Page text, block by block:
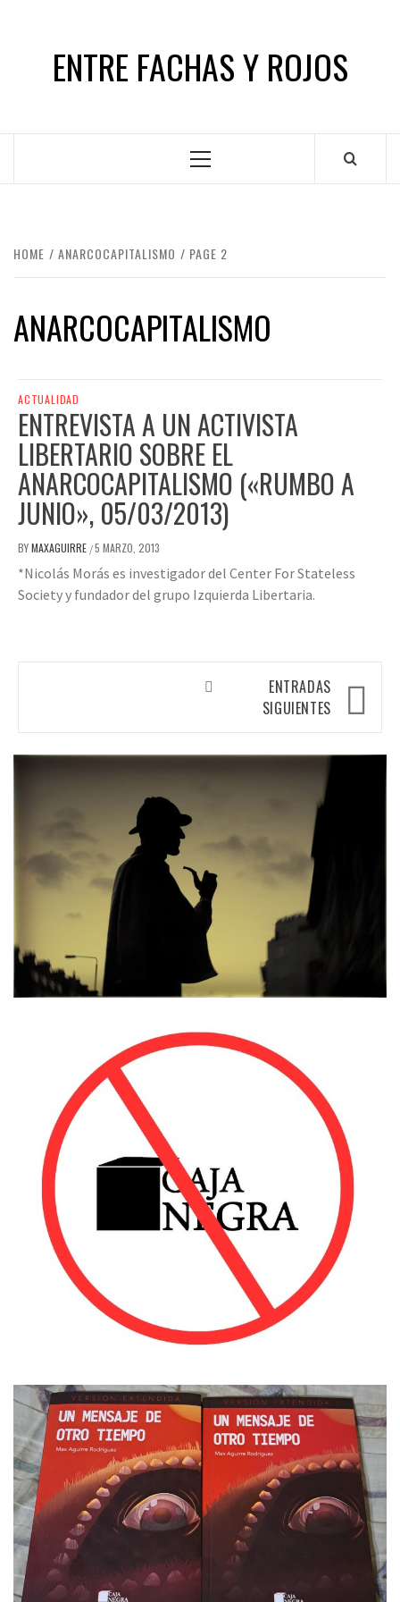
ENTRE FACHAS Y ROJOS
Primary
HOME ANARCOCAPITALISMO PAGE 2
ANARCOCAPITALISMO
ACTUALIDAD
ENTREVISTA A UN ACTIVISTA
LIBERTARIO SOBRE EL
ANARCOCAPITALISMO («RUMBO A
JUNIO», 05/03/2013)
BYMAXAGUIRRE /5 MARZO, 2013
*Nicolás Morás es investigador del Center For Stateless
Society y fundador del grupo Izquierda Libertaria.
entradas
ENTRADAS
SIGUIENTES